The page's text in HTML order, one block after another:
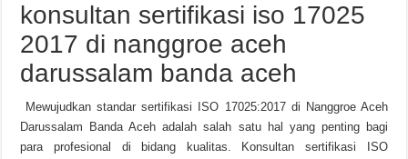
konsultan sertifikasi iso 17025
2017 di nanggroe aceh
darussalam banda aceh
Mewujudkan standar sertifikasi ISO 17025:2017 di Nanggroe Aceh
Darussalam Banda Aceh adalah salah satu hal yang penting bagi
para profesional di bidang kualitas. Konsultan sertifikasi ISO